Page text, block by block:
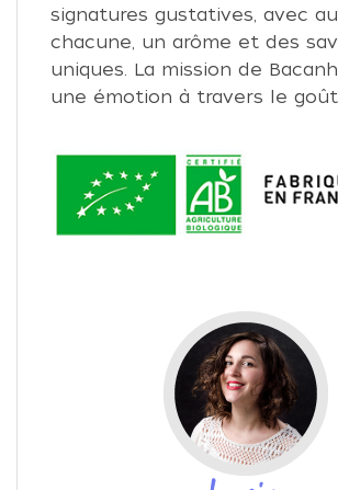
signatures gustatives, avec
chacune, un arôme et des
uniques. La mission de
une émotion à travers le